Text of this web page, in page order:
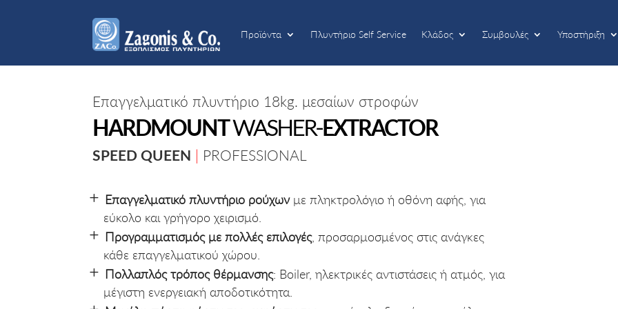
Προϊόντα Πλυντήριο Self Service Κλάδος Συμβουλές Υποστήριξη
Προϊόντα Πλυντήριο Self Service Κλάδος Συμβουλές Υποστήριξη
Επαγγελματικό πλυντήριο 18kg. μεσαίων στροφών
HARDMOUNTWASHER-EXTRACTOR
SPEED QUEEN | PROFESSIONAL
Επαγγελματικό πλυντήριο ρούχωνμε πληκτρολόγιο ή οθόνη αφής, για
εύκολο και γρήγορο χειρισμό.
Προγραμματισμός με πολλές επιλογές, προσαρμοσμένος στις ανάγκες
κάθε επαγγελματικού χώρου.
Πολλαπλός τρόπος θέρμανσης: Boiler, ηλεκτρικές αντιστάσεις ή ατμός, για
μέγιστη ενεργειακή αποδοτικότητα.